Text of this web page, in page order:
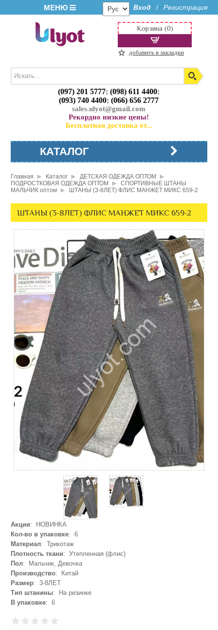
МЕНЮ Вход / Регистрация
(097) 201 5777;(098) 611 4400;
(093) 740 4400;(066) 656 2777
sales.ulyot@gmail.com
Рекордно низкие цены!
Бесплатная доставка от...
Корзина (0)
добавить в закладки
КАТАЛОГ
Главная Каталог
ДЕТСКАЯ ОДЕЖДА ОПТОМ
ПОДРОСТКОВАЯ ОДЕЖДА ОПТОМ
СПОРТИВНЫЕ ШТАНЫ
МАЛЬЧИК оптом
ШТАНЫ (3-8ЛЕТ) ФЛИС МАНЖЕТ МИКС 659-2
ШТАНЫ (3-8ЛЕТ) ФЛИС МАНЖЕТ МИКС 659-2
Акции: НОВИНКА
Кол-во в упаковке: 6
Материал: Трикотаж
Плотность ткани: Утепленная (флис)
Пол: Мальчик, Девочка
Производство: Китай
Размер: 3-8ЛЕТ
Тип штанины: На резинке
В упаковке: 6